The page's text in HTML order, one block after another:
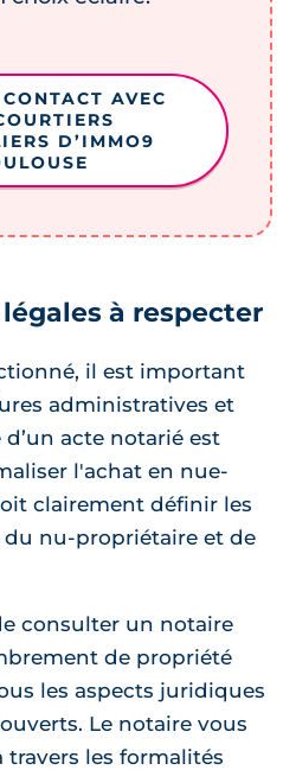
AVEC
D’IMMO9
à respecter
il est important
administratives et
acte notarié est
l'achat en nue-
clairement définir les
nu-propriétaire et de
consulter un notaire
de propriété
les aspects juridiques
Le notaire vous
les formalités